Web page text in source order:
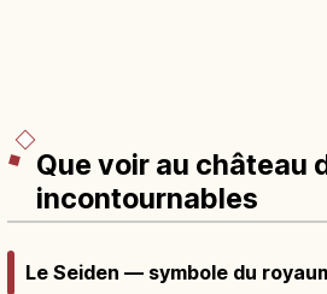
Que voir au château
incontournables
Le Seiden — symbole du